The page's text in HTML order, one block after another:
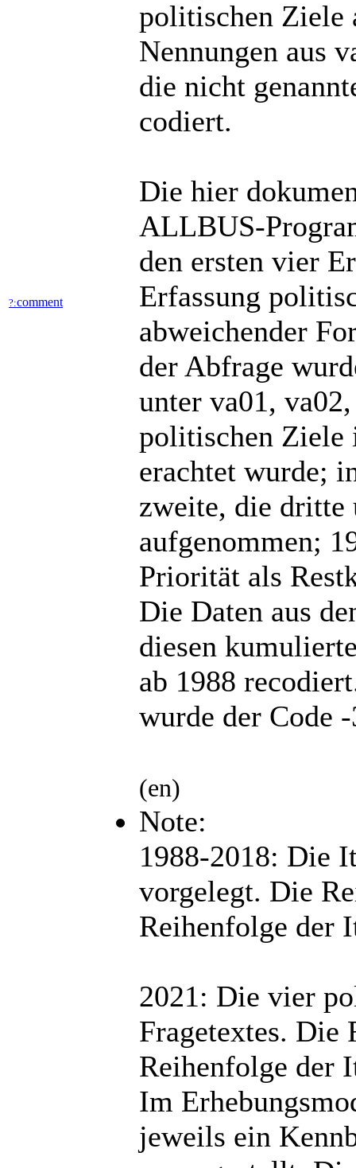
?:comment
politischen Ziele
Nennungen aus
die nicht
codiert.
Die hier
ALLBUS-
den ersten vier
Erfassung
abweichender
der Abfrage
unter va01,
politischen Ziele
erachtet wurde;
zweite, die dritte
aufgenommen;
Priorität als
Die Daten aus
diesen
ab 1988
wurde der Code
(en)
Note:
1988-2018: Die
vorgelegt. Die
Reihenfolge der
2021: Die vier
Fragetextes. Die
Reihenfolge der
Im
jeweils ein